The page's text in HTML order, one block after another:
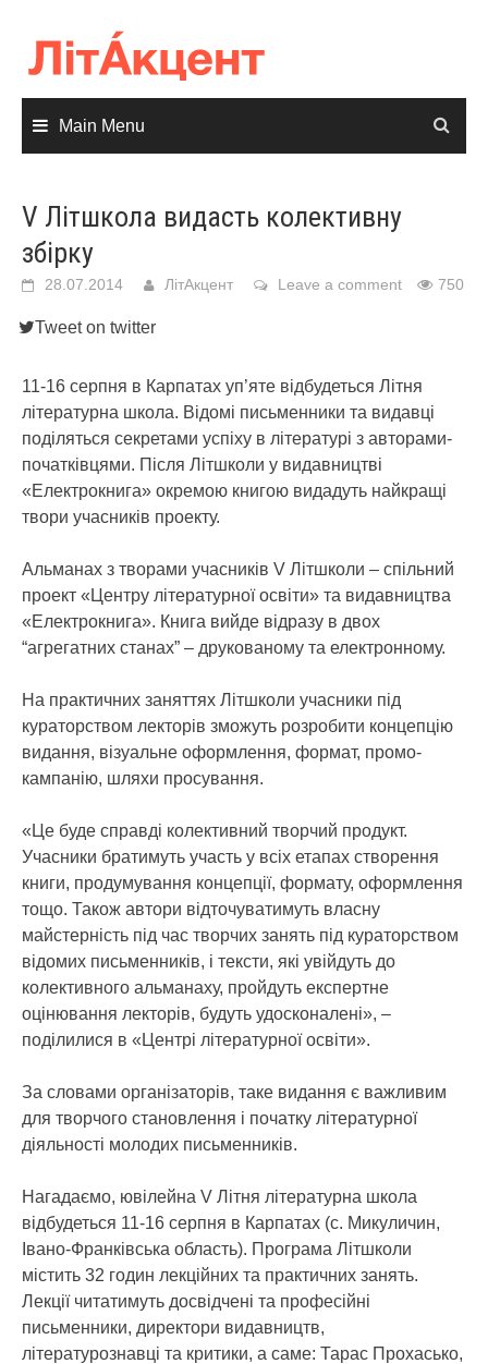
content
Main Menu
V Літшкола видасть колективну
збірку
28.07.2014 ЛітАкцент Leave a comment 750
Tweet on twitter
11-16 серпня в Карпатах уп’яте відбудеться Літня
літературна школа. Відомі письменники та видавці
поділяться секретами успіху в літературі з авторами-
початківцями. Після Літшколи у видавництві
«Електрокнига» окремою книгою видадуть найкращі
твори учасників проекту.
Альманах з творами учасників V Літшколи – спільний
проект «Центру літературної освіти» та видавництва
«Електрокнига». Книга вийде відразу в двох
“агрегатних станах” – друкованому та електронному.
На практичних заняттях Літшколи учасники під
кураторством лекторів зможуть розробити концепцію
видання, візуальне оформлення, формат, промо-
кампанію, шляхи просування.
«Це буде справді колективний творчий продукт.
Учасники братимуть участь у всіх етапах створення
книги, продумування концепції, формату, оформлення
тощо. Також автори відточуватимуть власну
майстерність під час творчих занять під кураторством
відомих письменників, і тексти, які увійдуть до
колективного альманаху, пройдуть експертне
оцінювання лекторів, будуть удосконалені», –
поділилися в «Центрі літературної освіти».
За словами організаторів, таке видання є важливим
для творчого становлення і початку літературної
діяльності молодих письменників.
Нагадаємо, ювілейна V Літня літературна школа
відбудеться 11-16 серпня в Карпатах (с. Микуличин,
Івано-Франківська область). Програма Літшколи
містить 32 годин лекційних та практичних занять.
Лекції читатимуть досвідчені та професійні
письменники, директори видавництв,
літературознавці та критики, а саме: Тарас Прохасько,